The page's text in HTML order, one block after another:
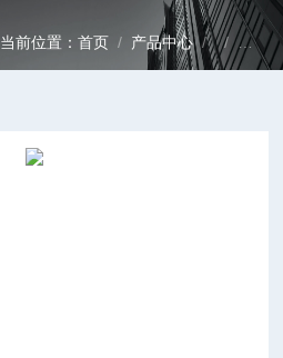
当前位置：首页 / 产品中心/ /无转